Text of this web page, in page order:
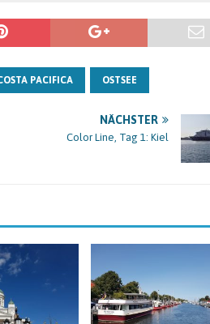
PACIFICA OSTSEE
NÄCHSTER
Color Line, Tag 1: Kiel